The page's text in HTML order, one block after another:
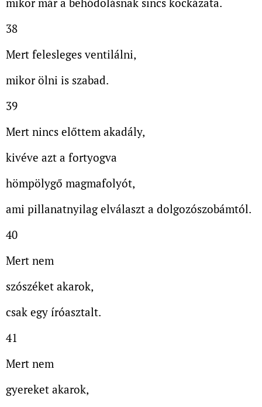
38
Mert felesleges ventilálni,
mikor ölni is szabad.
39
Mert nincs előttem akadály,
kivéve azt a fortyogva
hömpölygő magmafolyót,
ami pillanatnyilag elválaszt a dolgozószobámtól.
40
Mert nem
szószéket akarok,
csak egy íróasztalt.
41
Mert nem
gyereket akarok,